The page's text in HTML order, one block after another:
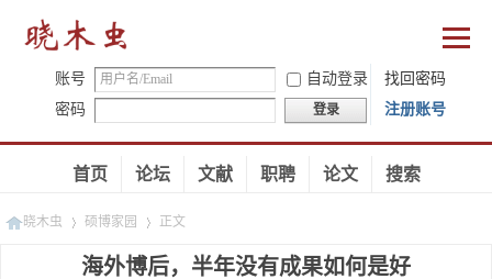
账号 自动登录
找回密码
密码
登录 注册账号
首页 论坛 文献 职聘 论文 搜索
晓木虫 硕博家园 正文
海外博后，半年没有成果如何是好